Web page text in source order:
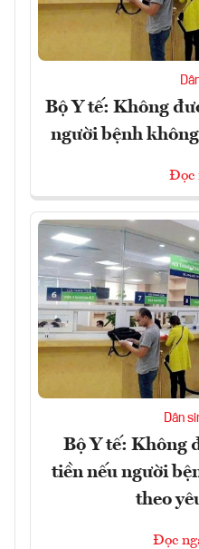
Bộ Y tế: Không
người bệnh
Đọc
Dân
Bộ Y tế: Không
tiền nếu người
theo
Đọc